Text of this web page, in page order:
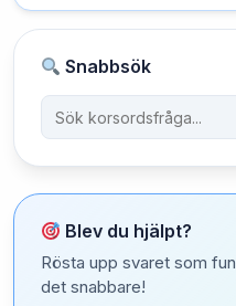
Snabbsök
Blev du hjälpt?
Rösta upp svaret som
det snabbare!